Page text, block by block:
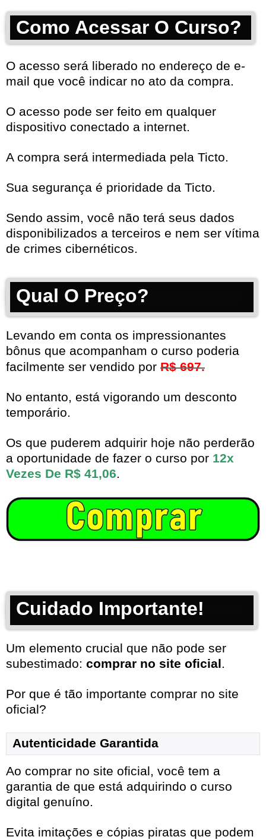
Como Acessar O Curso?
O acesso será liberado no endereço de e-
mail que você indicar no ato da compra.
O acesso pode ser feito em qualquer
dispositivo conectado a internet.
A compra será intermediada pela Ticto.
Sua segurança é prioridade da Ticto.
Sendo assim, você não terá seus dados
disponibilizados a terceiros e nem ser vítima
de crimes cibernéticos.
Qual O Preço?
Levando em conta os impressionantes
bônus que acompanham o curso poderia
facilmente ser vendido por R$ 697.
No entanto, está vigorando um desconto
temporário.
Os que puderem adquirir hoje não perderão
a oportunidade de fazer o curso por 12x
Vezes De R$ 41,06.
Cuidado Importante!
Um elemento crucial que não pode ser
subestimado: comprar no site oficial.
Por que é tão importante comprar no site
oficial?
Autenticidade Garantida
Ao comprar no site oficial, você tem a
garantia de que está adquirindo o curso
digital genuíno.
Evita imitações e cópias piratas que podem